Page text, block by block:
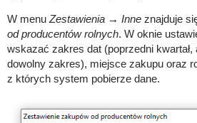
W menu Zestawienia → Inneznajduje
od producentów rolnych. W oknie
wskazać zakres dat (poprzedni kwartał,
dowolny zakres), miejsce zakupu oraz
z których system pobierze dane.